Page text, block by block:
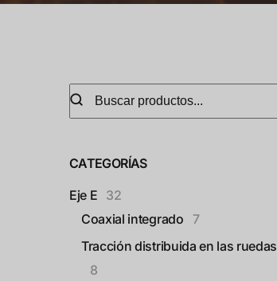
CATEGORÍAS
Eje E 32
Coaxial integrado
7
Tracción distribuida en las ruedas
8